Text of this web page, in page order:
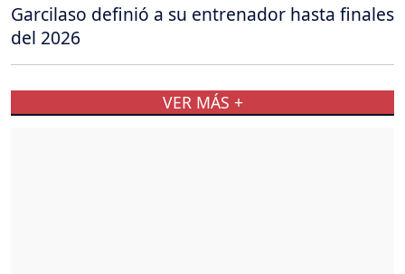
Garcilaso definió a su entrenador hasta finales
del 2026
VER MÁS +